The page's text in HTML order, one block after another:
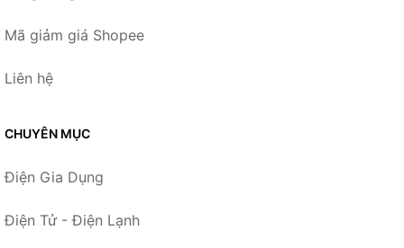
Mã giảm giá Shopee
Liên hệ
CHUYÊN MỤC
Điện Gia Dụng
Điện Tử - Điện Lạnh